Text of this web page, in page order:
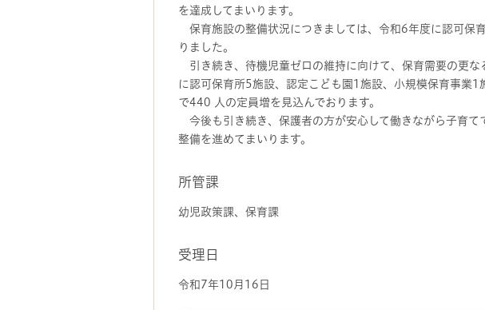
を達成してまいります。
保育施設の整備状況につきましては、令和6年度に認可保
りました。
引き続き、待機児童ゼロの維持に向けて、保育需要の更
に認可保育所5施設、認定こども園1施設、小規模保育事業
で440 人の定員増を見込んでおります。
今後も引き続き、保護者の方が安心して働きながら子育
整備を進めてまいります。
所管課
幼児政策課、保育課
受理日
令和7年10月16日